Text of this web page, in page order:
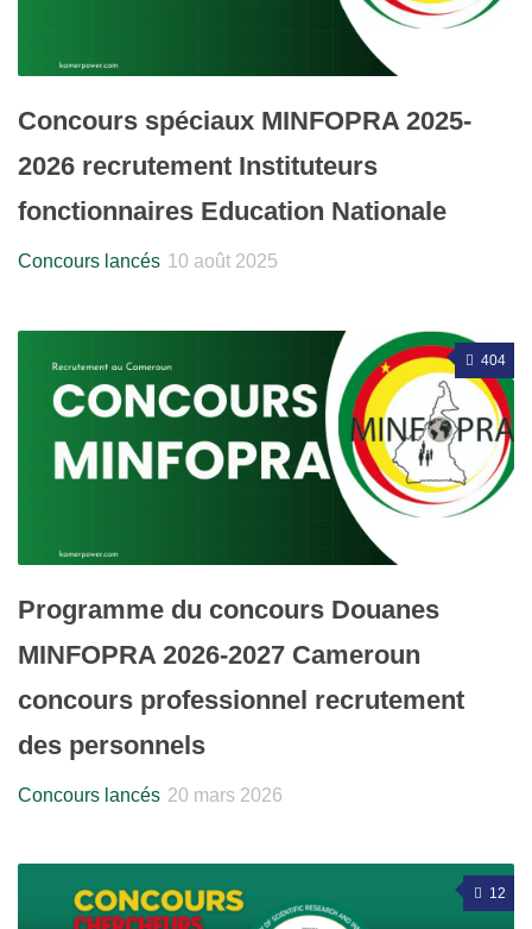
Concours spéciaux MINFOPRA 2025-
2026 recrutement Instituteurs
fonctionnaires Education Nationale
Concours lancés 10 août 2025
404
Programme du concours Douanes
MINFOPRA 2026-2027 Cameroun
concours professionnel recrutement
des personnels
Concours lancés 20 mars 2026
12